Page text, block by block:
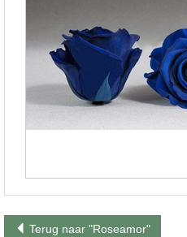
Terug naar "Roseamor"